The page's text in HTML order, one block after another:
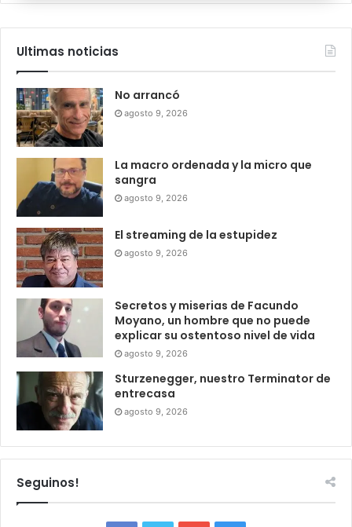
Ultimas noticias
No arrancó
agosto 9, 2026
La macro ordenada y la micro que
sangra
agosto 9, 2026
El streaming de la estupidez
agosto 9, 2026
Secretos y miserias de Facundo
Moyano, un hombre que no puede
explicar su ostentoso nivel de vida
agosto 9, 2026
Sturzenegger, nuestro Terminator de
entrecasa
agosto 9, 2026
Seguinos!